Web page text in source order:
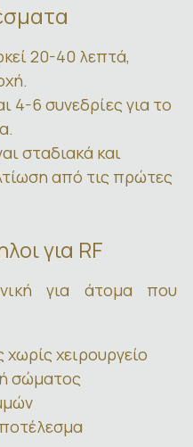
20-40 λεπτά,
4-6 συνεδρίες για το
σταδιακά και
από τις πρώτες
για RF
για άτομα που
χειρουργείο
σώματος